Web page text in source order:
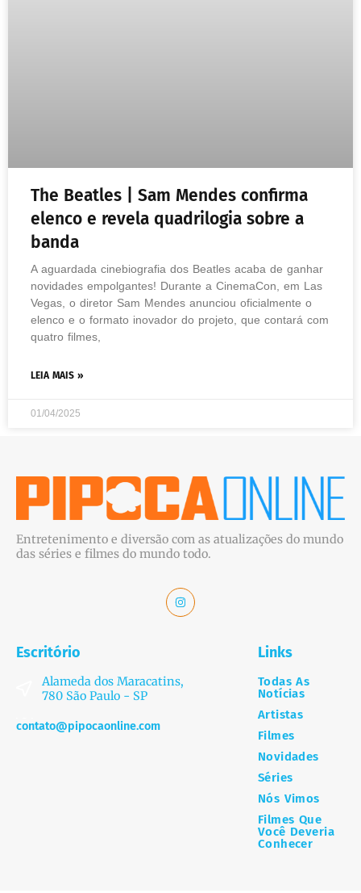
The Beatles | Sam Mendes confirma
elenco e revela quadrilogia sobre a
banda
A aguardada cinebiografia dos Beatles acaba de ganhar
novidades empolgantes! Durante a CinemaCon, em Las
Vegas, o diretor Sam Mendes anunciou oficialmente o
elenco e o formato inovador do projeto, que contará com
quatro filmes,
LEIA MAIS »
01/04/2025
Entretenimento e diversão com as atualizações do mundo
das séries e filmes do mundo todo.
Escritório
Alameda dos Maracatins,
780 São Paulo - SP
contato@pipocaonline.com
Links
Todas As
Notícias
Artistas
Filmes
Novidades
Séries
Nós Vimos
Filmes Que
Você Deveria
Conhecer